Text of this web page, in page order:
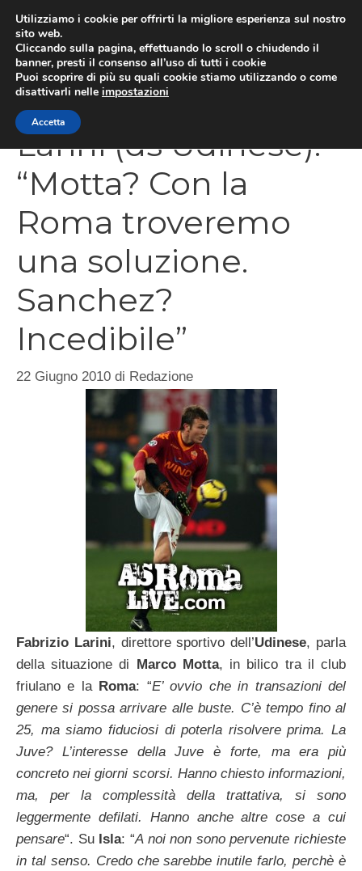
contenuto
Larini (ds Udinese):
“Motta? Con la
Roma troveremo
una soluzione.
Sanchez?
Incedibile”
22 Giugno 2010 di Redazione
Fabrizio Larini, direttore sportivo dell’Udinese, parla
della situazione di
Marco Motta, in bilico tra il club
friulano e la Roma: “E’ ovvio che in transazioni del
genere si possa arrivare alle buste. C’è tempo fino al
25, ma siamo fiduciosi di poterla risolvere prima. La
Juve? L’interesse della Juve è forte, ma era più
concreto nei giorni scorsi. Hanno chiesto informazioni,
ma, per la complessità della trattativa, si sono
leggermente defilati. Hanno anche altre cose a cui
pensare“. Su Isla: “A noi non sono pervenute richieste
in tal senso. Credo che sarebbe inutile farlo, perchè è
Utilizziamo i cookie per offrirti la migliore esperienza sul nostro
sito web.
Cliccando sulla pagina, effettuando lo scroll o chiudendo il
banner, presti il consenso all’uso di tutti i cookie
Puoi scoprire di più su quali cookie stiamo utilizzando o come
disattivarli nelle impostazioni
Accetta